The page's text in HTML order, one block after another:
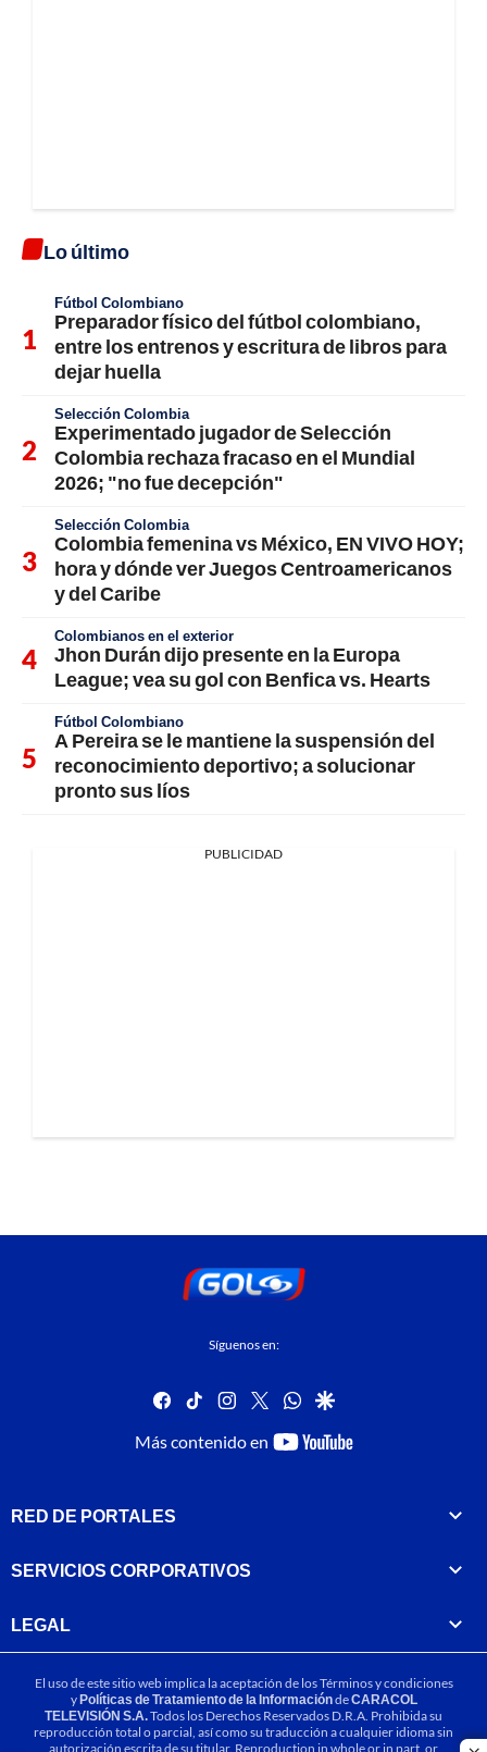
Lo último
Fútbol Colombiano
Preparador físico del fútbol colombiano,
entre los entrenos y escritura de libros para
dejar huella
Selección Colombia
Experimentado jugador de Selección
Colombia rechaza fracaso en el Mundial
2026; "no fue decepción"
Selección Colombia
Colombia femenina vs México, EN VIVO HOY;
hora y dónde ver Juegos Centroamericanos
y del Caribe
Colombianos en el exterior
Jhon Durán dijo presente en la Europa
League; vea su gol con Benfica vs. Hearts
Fútbol Colombiano
A Pereira se le mantiene la suspensión del
reconocimiento deportivo; a solucionar
pronto sus líos
PUBLICIDAD
Síguenos en:
facebook
tiktok instagram
twitterwhatsapp
google
Más contenido en
youtube-
RED DE PORTALES
SERVICIOS CORPORATIVOS
LEGAL
El uso de este sitio web implica la aceptación de losTérminos y condiciones
yPolíticas de Tratamiento de la InformacióndeCARACOL
TELEVISIÓN S.A.Todos los Derechos Reservados D.R.A. Prohibida su
reproducción total o parcial, así como su traducción a cualquier idioma sin
autorización escrita de su titular. Reproduction in whole or in part, or